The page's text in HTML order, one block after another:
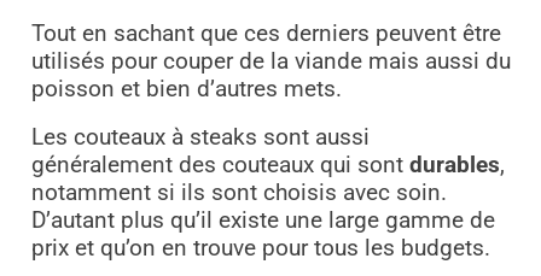
Tout en sachant que ces derniers peuvent être
utilisés pour couper de la viande mais aussi du
poisson et bien d’autres mets.
Les couteaux à steaks sont aussi
généralement des couteaux qui sont durables,
notamment si ils sont choisis avec soin.
D’autant plus qu’il existe une large gamme de
prix et qu’on en trouve pour tous les budgets.